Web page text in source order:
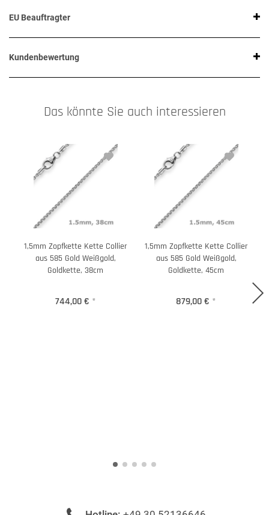
EU Beauftragter
Kundenbewertung
Das könnte Sie auch interessieren
1,5mm Zopfkette Kette Collier
aus 585 Gold Weißgold,
Goldkette, 38cm
744,00 € *
1,5mm Zopfkette Kette Collier
aus 585 Gold Weißgold,
Goldkette, 45cm
879,00 € *